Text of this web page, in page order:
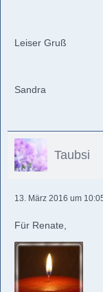
Leiser Gruß
Sandra
Taubsi
13. März 2016 um
Für Renate,